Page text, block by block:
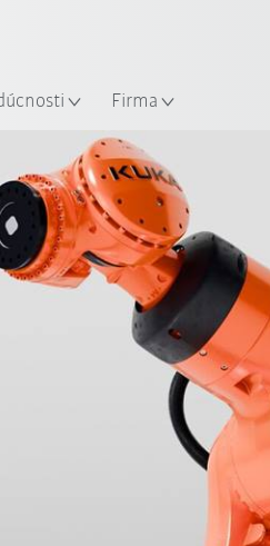
Firma